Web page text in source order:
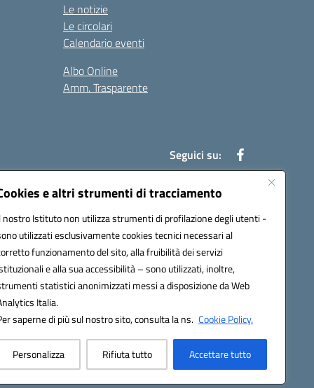
e altri strumenti di tracciamento
nostro Istituto non utilizza strumenti di profilazione degli utenti -
utilizzati esclusivamente cookies tecnici necessari al
funzionamento del sito, alla fruibilità dei servizi
e alla sua accessibilità – sono utilizzati, inoltre,
statistici anonimizzati messi a disposizione da Web
Italia.
saperne di più sul nostro sito, consulta la ns. Cookie Policy.
Personalizza Rifiuta tutto Accettare tutto
Le notizie
Le circolari
Calendario eventi
Albo Online
Amm. Trasparente
Seguici su: